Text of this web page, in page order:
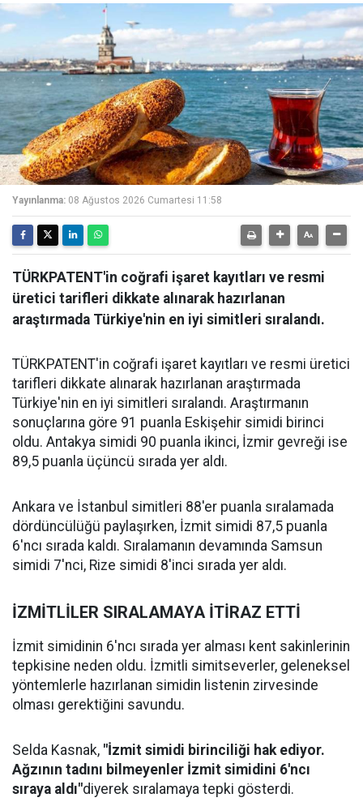
Yayınlanma: 08 Ağustos 2026 Cumartesi 11:58
TÜRKPATENT'in coğrafi işaret kayıtları ve resmi
üretici tarifleri dikkate alınarak hazırlanan
araştırmada Türkiye'nin en iyi simitleri sıralandı.
TÜRKPATENT'in coğrafi işaret kayıtları ve resmi üretici
tarifleri dikkate alınarak hazırlanan araştırmada
Türkiye'nin en iyi simitleri sıralandı. Araştırmanın
sonuçlarına göre 91 puanla Eskişehir simidi birinci
oldu. Antakya simidi 90 puanla ikinci, İzmir gevreği ise
89,5 puanla üçüncü sırada yer aldı.
Ankara ve İstanbul simitleri 88'er puanla sıralamada
dördüncülüğü paylaşırken, İzmit simidi 87,5 puanla
6'ncı sırada kaldı. Sıralamanın devamında Samsun
simidi 7'nci, Rize simidi 8'inci sırada yer aldı.
İZMİTLİLER SIRALAMAYA İTİRAZ ETTİ
İzmit simidinin 6'ncı sırada yer alması kent sakinlerinin
tepkisine neden oldu. İzmitli simitseverler, geleneksel
yöntemlerle hazırlanan simidin listenin zirvesinde
olması gerektiğini savundu.
Selda Kasnak, "İzmit simidi birinciliği hak ediyor.
Ağzının tadını bilmeyenler İzmit simidini 6'ncı
sıraya aldı"diyerek sıralamaya tepki gösterdi.